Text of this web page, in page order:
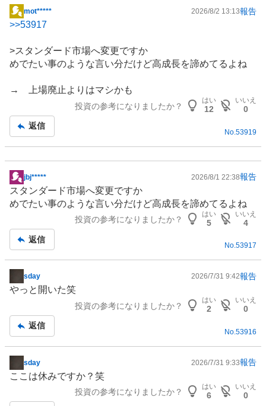
掲
示
記
事
mot***** 2026/8/2 13:13報告
>>53917
>スタンダード市場へ変更ですか
めでたい事のような言い分だけど高成長を諦めてるよね
→ 上場廃止よりはマシかも
投資の参考になりましたか？
はい
12
いいえ
0
返信
No. 53919
掲
示
板
jbj***** 2026/8/1 22:38報告
スタンダード市場へ変更ですか
めでたい事のような言い分だけど高成長を諦めてるよね
投資の参考になりましたか？
はい
5
いいえ
4
返信
No.53917
掲
示
事
sday 2026/7/31 9:42報告
やっと開いた笑
投資の参考になりましたか？
はい
2
いいえ
0
返信
No. 53916
掲
示
sday 2026/7/31 9:33報告
ここは休みですか？笑
投資の参考になりましたか？
はい
6
いいえ
0